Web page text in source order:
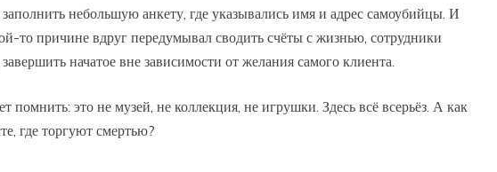
небольшую анкету, где указывались имя и адрес самоубийцы. И
то причине вдруг передумывал сводить счёты с жизнью, сотрудники
начатое вне зависимости от желания самого клиента.
помнить: это не музей, не коллекция, не игрушки. Здесь всё всерьёз. А как
где торгуют смертью?